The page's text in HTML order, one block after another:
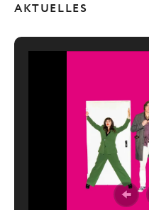
AKTUELLES